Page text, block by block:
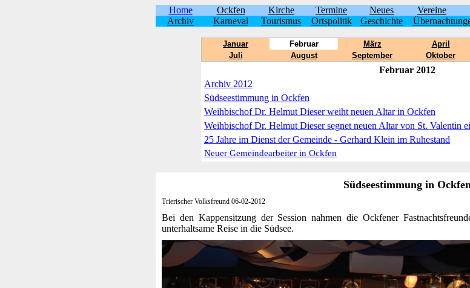
Home Ockfen Kirche Termine Neues Vereine
Archiv
Karneval Tourismus Ortspolitik Geschichte
Januar Februar März April
Juli
August September Oktober
Februar 2012
Archiv 2012
Südseestimmung in Ockfen
Weihbischof Dr. Helmut Dieser weiht neuen Altar in Ockfen
Weihbischof Dr. Helmut Dieser segnet neuen Altar von St. Valentin
25 Jahre im Dienst der Gemeinde - Gerhard Klein im Ruhestand
Neuer Gemeindearbeiter in Ockfen
Südseestimmung in
Trierischer Volksfreund 06-02-2012
Bei den Kappensitzung der Session nahmen die Ockfener
unterhaltsame Reise in die Südsee.